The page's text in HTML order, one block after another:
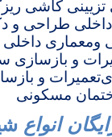
کاشی ریز
طراحی و
ومعماری داخلی
و بازسازی
تعمیرات و
مسکونی
انواع